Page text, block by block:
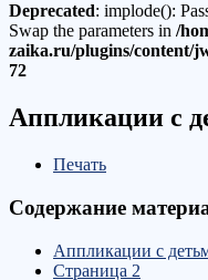
Deprecated: implode():
Swap the parameters in /
zaika.ru/plugins/content/
72
Аппликации с
Печать
Содержание
Аппликации с
Страница 2